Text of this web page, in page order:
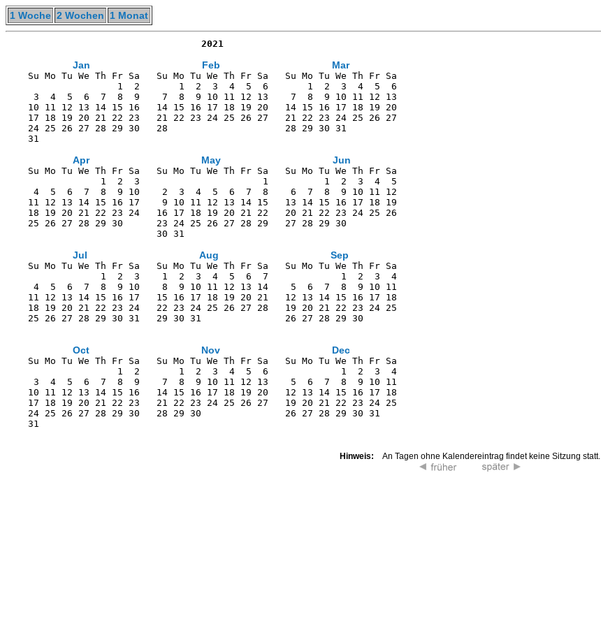
1 Woche 2 Wochen 1 Monat
                                   2021
Jan Feb Mar
    Su Mo Tu We Th Fr Sa   Su Mo Tu We Th Fr Sa   Su Mo Tu We Th Fr Sa
                    1  2       1  2  3  4  5  6       1  2  3  4  5  6
     3  4  5  6  7  8  9    7  8  9 10 11 12 13    7  8  9 10 11 12 13
    10 11 12 13 14 15 16   14 15 16 17 18 19 20   14 15 16 17 18 19 20
    17 18 19 20 21 22 23   21 22 23 24 25 26 27   21 22 23 24 25 26 27
    24 25 26 27 28 29 30   28                     28 29 30 31
    31
Apr May Jun
    Su Mo Tu We Th Fr Sa   Su Mo Tu We Th Fr Sa   Su Mo Tu We Th Fr Sa
                 1  2  3                      1          1  2  3  4  5
     4  5  6  7  8  9 10    2  3  4  5  6  7  8    6  7  8  9 10 11 12
    11 12 13 14 15 16 17    9 10 11 12 13 14 15   13 14 15 16 17 18 19
    18 19 20 21 22 23 24   16 17 18 19 20 21 22   20 21 22 23 24 25 26
    25 26 27 28 29 30      23 24 25 26 27 28 29   27 28 29 30
                           30 31
Jul Aug Sep
    Su Mo Tu We Th Fr Sa   Su Mo Tu We Th Fr Sa   Su Mo Tu We Th Fr Sa
                 1  2  3    1  2  3  4  5  6  7             1  2  3  4
     4  5  6  7  8  9 10    8  9 10 11 12 13 14    5  6  7  8  9 10 11
    11 12 13 14 15 16 17   15 16 17 18 19 20 21   12 13 14 15 16 17 18
    18 19 20 21 22 23 24   22 23 24 25 26 27 28   19 20 21 22 23 24 25
    25 26 27 28 29 30 31   29 30 31               26 27 28 29 30
Oct Nov Dec
    Su Mo Tu We Th Fr Sa   Su Mo Tu We Th Fr Sa   Su Mo Tu We Th Fr Sa
                    1  2       1  2  3  4  5  6             1  2  3  4
     3  4  5  6  7  8  9    7  8  9 10 11 12 13    5  6  7  8  9 10 11
    10 11 12 13 14 15 16   14 15 16 17 18 19 20   12 13 14 15 16 17 18
    17 18 19 20 21 22 23   21 22 23 24 25 26 27   19 20 21 22 23 24 25
    24 25 26 27 28 29 30   28 29 30               26 27 28 29 30 31
    31
Hinweis: An Tagen ohne Kalendereintrag findet keine Sitzung statt.